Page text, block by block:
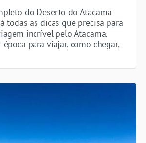
do Deserto do Atacama
todas as dicas que precisa para
incrível pelo Atacama.
para viajar, como chegar,